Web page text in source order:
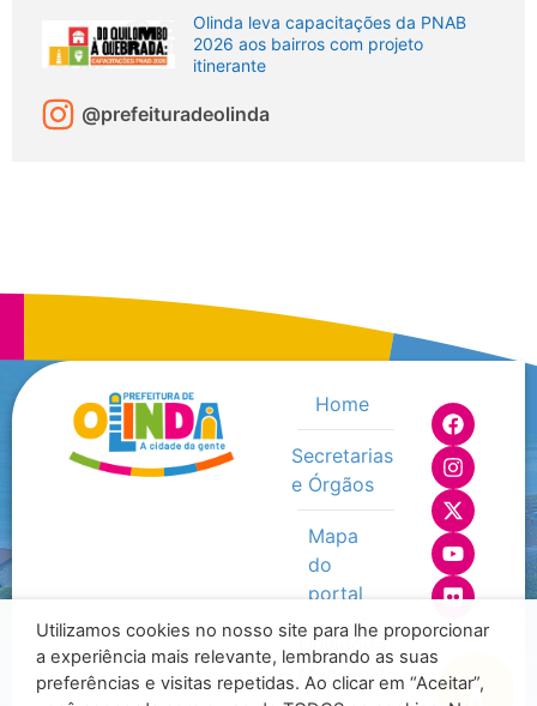
Olinda leva capacitações da PNAB
2026 aos bairros com projeto
itinerante
@prefeituradeolinda
Home
Secretarias
e Órgãos
Mapa
do
portal
Ouvidoria
Municipal
Utilizamos cookies no nosso site para lhe proporcionar
a experiência mais relevante, lembrando as suas
preferências e visitas repetidas. Ao clicar em “Aceitar”,